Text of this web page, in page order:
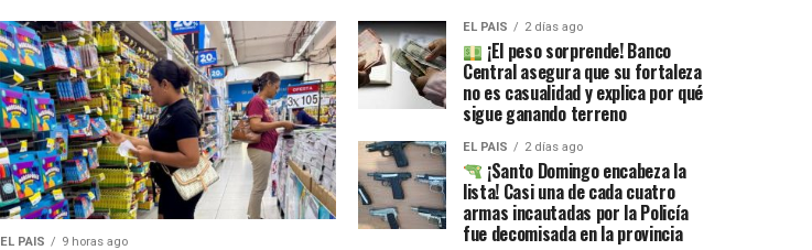
EL PAIS 9 horas ago
EL PAIS 2 días ago
¡El peso sorprende! Banco
Central asegura que su fortaleza
no es casualidad y explica por qué
sigue ganando terreno
EL PAIS 2 días ago
¡Santo Domingo encabeza la
lista! Casi una de cada cuatro
armas incautadas por la Policía
fue decomisada en la provincia